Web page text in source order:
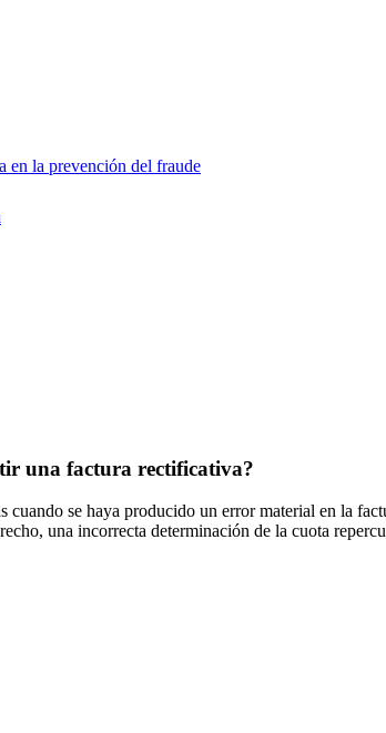
en la prevención del fraude
una factura rectificativa?
cuando se haya producido un error material en la
una incorrecta determinación de la cuota